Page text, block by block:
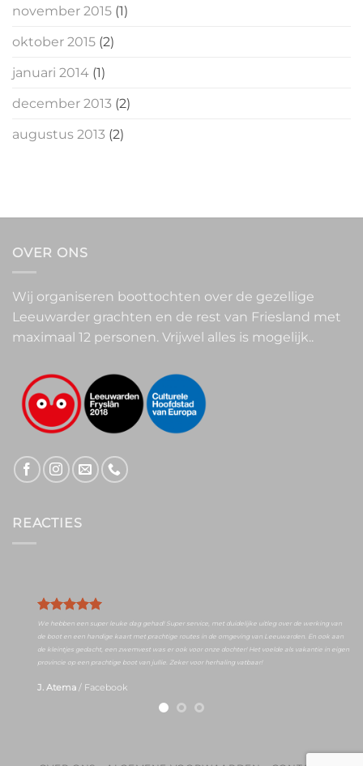
november 2015 (1)
oktober 2015 (2)
januari 2014 (1)
december 2013 (2)
augustus 2013 (2)
OVER ONS
Wij organiseren boottochten over de gezellige
Leeuwarder grachten en de rest van Friesland met
maximaal 12 personen. Vrijwel alles is mogelijk..
REACTIES
We hebben een super leuke dag gehad! Super service, met duidelijke uitleg over de werking van
de boot en een handige kaart met prachtige routes in de omgeving van Leeuwarden. En ook aan
de kleintjes gedacht, een zwemvest was er ook voor onze dochter! Het voelde als vakantie in eigen
provincie op een prachtige boot van jullie. Zeker voor herhaling vatbaar!
J. Atema / Facebook